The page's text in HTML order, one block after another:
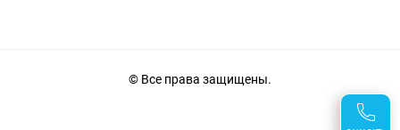
© Все права защищены.